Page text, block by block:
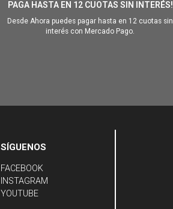
PAGA HASTA EN 12 CUOTAS SIN INTERÉS!
Desde Ahora puedes pagar hasta en 12 cuotas sin
interés con Mercado Pago.
SÍGUENOS
FACEBOOK
INSTAGRAM
YOUTUBE